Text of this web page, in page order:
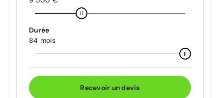
Durée
84 mois
Recevoir un devis